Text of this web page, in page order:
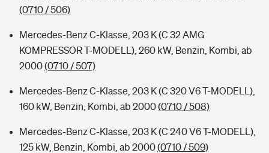
(0710 / 506)
Mercedes-Benz C-Klasse, 203 K (C 32 AMG
KOMPRESSOR T-MODELL), 260 kW, Benzin, Kombi, ab
2000(0710 / 507)
Mercedes-Benz C-Klasse, 203 K (C 320 V6 T-MODELL),
160 kW, Benzin, Kombi, ab 2000(0710 / 508)
Mercedes-Benz C-Klasse, 203 K (C 240 V6 T-MODELL),
125 kW, Benzin, Kombi, ab 2000(0710 / 509)